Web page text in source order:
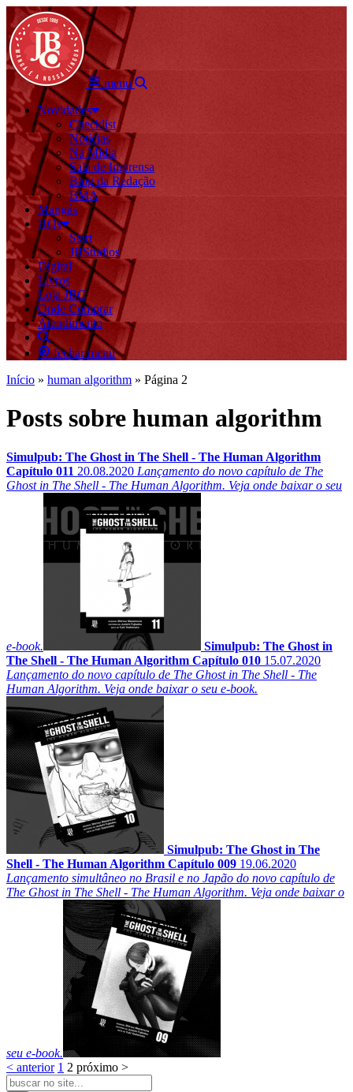
menu
Novidades
Checklist
Notícias
Na Mídia
Sala de Imprensa
Blog da Redação
BMA
Mangás
HQs
Start
JBStudios
Digital
Livros
Loja JBC
Onde Comprar
Atendimento
fechar menu
Início » human algorithm » Página 2
Posts sobre human algorithm
Simulpub: The Ghost in The Shell - The Human Algorithm
Capítulo 011 20.08.2020 Lançamento do novo capítulo de The
Ghost in The Shell - The Human Algorithm. Veja onde baixar o seu
e-book.
Simulpub: The Ghost in
The Shell - The Human Algorithm Capítulo 010 15.07.2020
Lançamento do novo capítulo de The Ghost in The Shell - The
Human Algorithm. Veja onde baixar o seu e-book.
Simulpub: The Ghost in The
Shell - The Human Algorithm Capítulo 009 19.06.2020
Lançamento simultâneo no Brasil e no Japão do novo capítulo de
The Ghost in The Shell - The Human Algorithm. Veja onde baixar o
seu e-book.
< anterior 1 2 próximo >